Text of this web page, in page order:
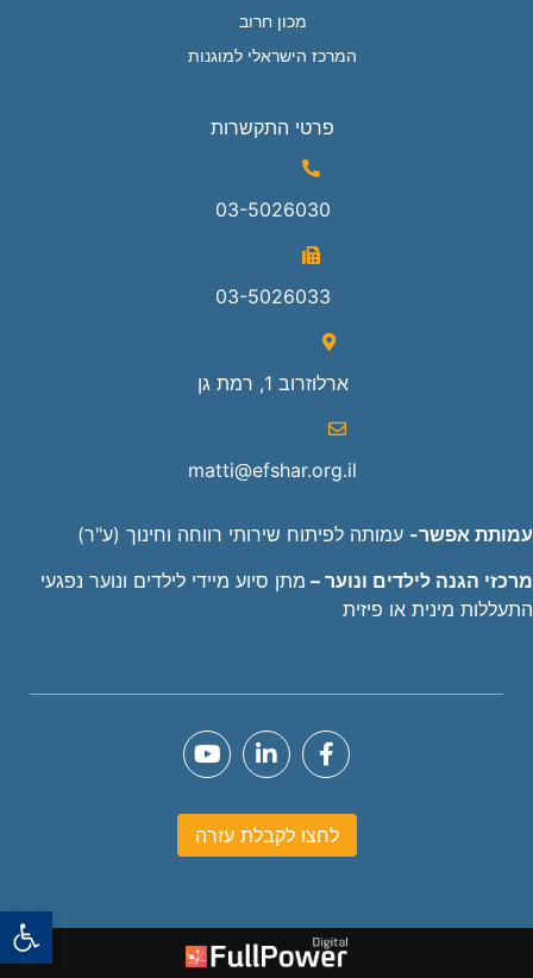
פתח
מכון חרוב
המרכז הישראלי למוגנות
פרטי התקשרות
03-5026030
03-5026033
ארלוזרוב 1, רמת גן
matti@efshar.org.il
עמותת אפשר- עמותה לפיתוח שירותי רווחה וחינוך (ע"ר)
מרכזי הגנה לילדים ונוער – מתן סיוע מיידי לילדים ונוער נפגעי
התעללות מינית או פיזית
לחצו לקבלת עזרה